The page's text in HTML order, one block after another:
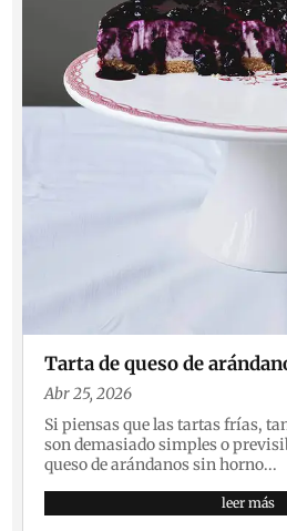
Tarta de queso de
Abr 25, 2026
Si piensas que las tartas frías,
son demasiado simples o
queso de arándanos sin horno...
leer más